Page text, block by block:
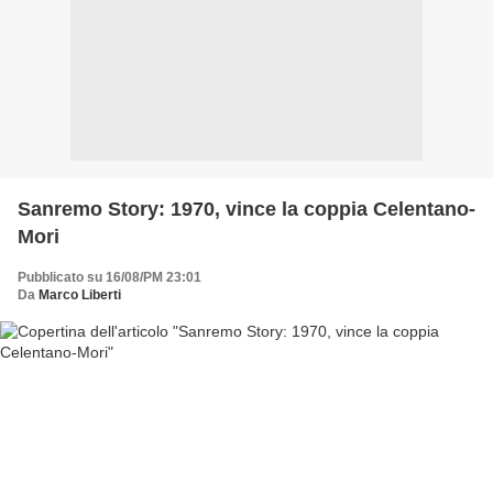
Sanremo Story: 1970, vince la coppia Celentano-
Mori
Pubblicato su 16/08/PM 23:01
Da Marco Liberti